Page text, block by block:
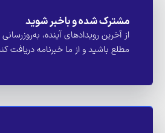
مشترک شده و باخبر شوید
از آخرین رویدادهای آینده،
مطلع باشید و از ما خبرنامه دریافت